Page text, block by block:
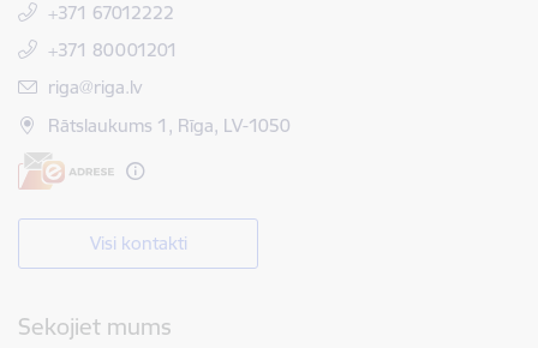
+371 67012222
+371 80001201
E-pasts:
riga@riga.lv
Rātslaukums 1, Rīga, LV-1050
Visi kontakti
Sekojiet mums